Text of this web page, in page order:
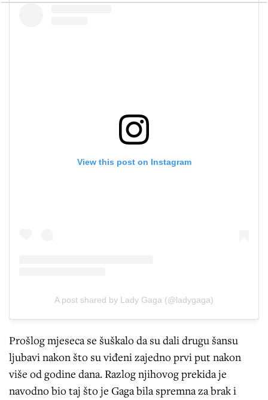
View this post on Instagram
A post shared by Lady Gaga (@ladygaga)
Prošlog mjeseca se šuškalo da su dali drugu šansu
ljubavi nakon što su viđeni zajedno prvi put nakon
više od godine dana. Razlog njihovog prekida je
navodno bio taj što je Gaga bila spremna za brak i